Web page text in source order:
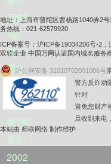
2012
年、
2013
年。
召开
十六
大的
2002
工作
会
议，
首次
明确
提
及“房
价”。
地址：上海市普陀区曹杨路1040
务热线：021-62579920
ICP备案号： 沪ICP备19034206号-2
双软企业 中国万网认证国内域名服务
沪公网安备 31010702001006号
警方反诈劝
针对
避免您财产
旦收到来电
本站由 师联网络 制作维护